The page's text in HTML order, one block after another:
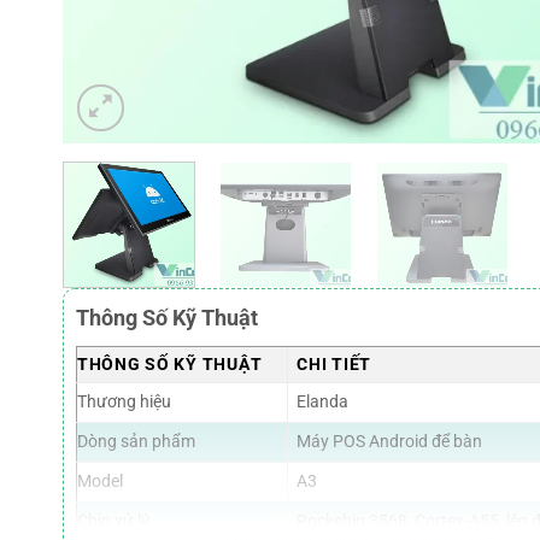
Thông Số Kỹ Thuật
THÔNG SỐ KỸ THUẬT
CHI TIẾT
Thương hiệu
Elanda
Dòng sản phẩm
Máy POS Android để bàn
Model
A3